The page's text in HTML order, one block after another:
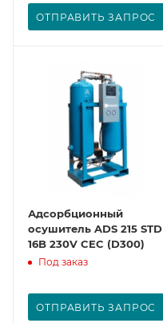
ОТПРАВИТЬ ЗАПРОС
Адсорбционный
осушитель ADS 215 STD
16B 230V CEC (D300)
Под заказ
ОТПРАВИТЬ ЗАПРОС